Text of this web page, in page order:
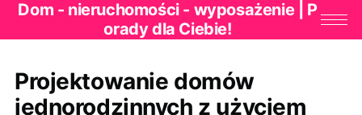
Dom - nieruchomości - wyposażenie | P
orady dla Ciebie!
Projektowanie domów
jednorodzinnych z użyciem